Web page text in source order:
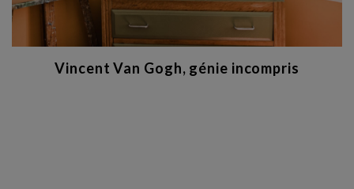
Vincent Van Gogh, génie incompris